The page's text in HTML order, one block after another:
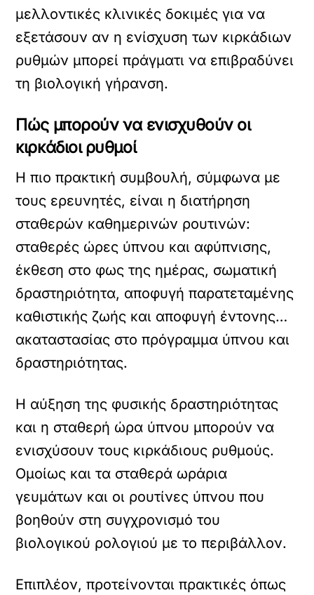
μελλοντικές κλινικές δοκιμές για να
εξετάσουν αν η ενίσχυση των κιρκάδιων
ρυθμών μπορεί πράγματι να επιβραδύνει
τη βιολογική γήρανση.
Πώς μπορούν να ενισχυθούν οι
κιρκάδιοι ρυθμοί
Η πιο πρακτική συμβουλή, σύμφωνα με
τους ερευνητές, είναι η διατήρηση
σταθερών καθημερινών ρουτινών:
σταθερές ώρες ύπνου και αφύπνισης,
έκθεση στο φως της ημέρας, σωματική
δραστηριότητα, αποφυγή παρατεταμένης
καθιστικής ζωής και αποφυγή έντονης…
ακαταστασίας στο πρόγραμμα ύπνου και
δραστηριότητας.
Η αύξηση της φυσικής δραστηριότητας
και η σταθερή ώρα ύπνου μπορούν να
ενισχύσουν τους κιρκάδιους ρυθμούς.
Ομοίως και τα σταθερά ωράρια
γευμάτων και οι ρουτίνες ύπνου που
βοηθούν στη συγχρονισμό του
βιολογικού ρολογιού με το περιβάλλον.
Επιπλέον, προτείνονται πρακτικές όπως